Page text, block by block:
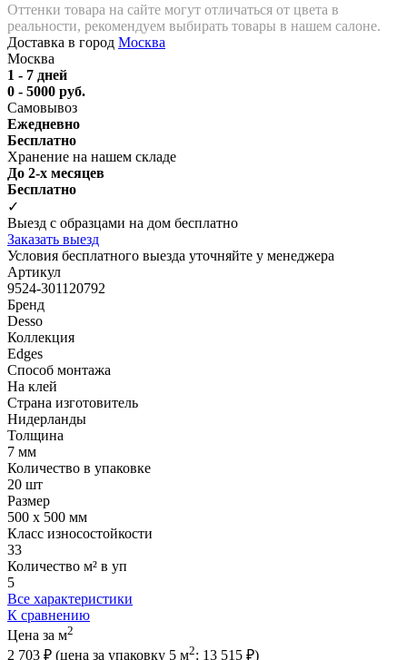
Оттенки товара на сайте могут отличаться от цвета в
реальности, рекомендуем выбирать товары в нашем салоне.
Доставка в город Москва
Москва
1 - 7 дней
0 - 5000 руб.
Самовывоз
Ежедневно
Бесплатно
Хранение на нашем складе
До 2-х месяцев
Бесплатно
✓
Выезд с образцами на дом бесплатно
Заказать выезд
Условия бесплатного выезда уточняйте у менеджера
Артикул
9524-301120792
Бренд
Desso
Коллекция
Edges
Способ монтажа
На клей
Страна изготовитель
Нидерланды
Толщина
7 мм
Количество в упаковке
20 шт
Размер
500 x 500 мм
Класс износостойкости
33
Количество м² в уп
5
Все характеристики
К сравнению
Цена за м2
2 703 ₽ (цена за упаковку 5 м2: 13 515 ₽)